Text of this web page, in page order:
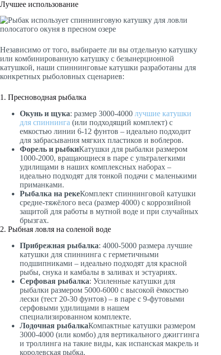
Лучшее использование
Независимо от того, выбираете ли вы отдельную катушку
или комбинированную катушку с безынерционной
катушкой, наши спиннинговые катушки разработаны для
конкретных рыболовных сценариев:
1. Пресноводная рыбалка
Окунь и щука: размер 3000-4000 лучшие катушки
для спиннинга (или подходящий комплект) с
емкостью линии 6-12 фунтов – идеально подходит
для забрасывания мягких пластиков и воблеров.
Форель и рыбкиКатушки для рыбалки размером
1000-2000, вращающиеся в паре с ультралегкими
удилищами в наших комплексных наборах –
идеально подходят для тонкой подачи с маленькими
приманками.
Рыбалка на рекеКомплект спиннинговой катушки
средне-тяжёлого веса (размер 4000) с коррозийной
защитой для работы в мутной воде и при случайных
брызгах.
2. Рыбная ловля на соленой воде
Прибрежная рыбалка: 4000-5000 размера лучшие
катушки для спиннинга с герметичными
подшипниками – идеально подходят для красной
рыбы, снука и камбалы в заливах и эстуариях.
Серфовая рыбалка: Усиленные катушки для
рыбалки размером 5000-6000 с высокой ёмкостью
лески (тест 20-30 фунтов) – в паре с 9-футовыми
серфовыми удилищами в нашем
специализированном комплекте.
Лодочная рыбалкаКомпактные катушки размером
3000-4000 (или комбо) для вертикального джиггинга
и троллинга на такие виды, как испанская макрель и
королевская рыбка.